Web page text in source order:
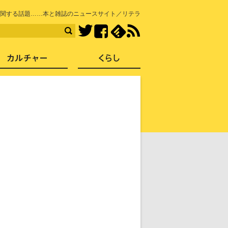
する話題……本と雑誌のニュースサイト／リテラ
TwitterFacebook
社会